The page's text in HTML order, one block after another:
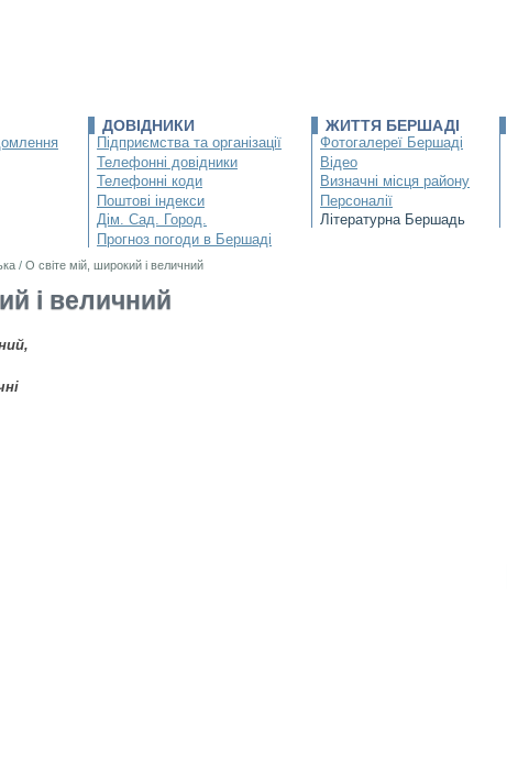
ДОВІДНИКИ
Підприємства та організації
Телефонні довідники
Телефонні коди
Поштові індекси
Дім. Сад. Город.
Прогноз погоди в Бершаді
ЖИТТЯ БЕРШАДІ
Фотогалереї Бершаді
Відео
Визначні місця району
Персоналії
Літературна Бершадь
/ О світе мій, широкий і величний
і величний